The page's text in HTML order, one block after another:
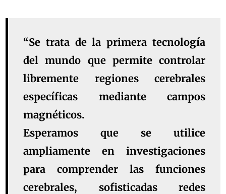
“Se trata de la primera tecnología
del mundo que permite controlar
libremente regiones cerebrales
específicas mediante campos
magnéticos.
Esperamos que se utilice
ampliamente en investigaciones
para comprender las funciones
cerebrales, sofisticadas redes